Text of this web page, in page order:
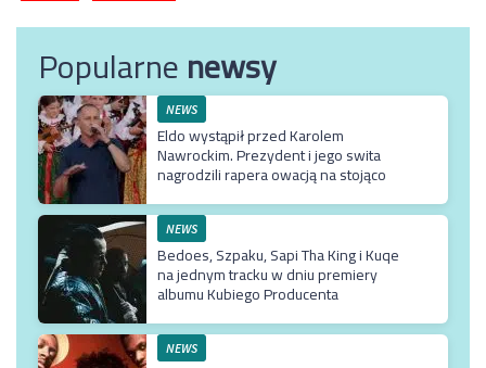
Popularnenewsy
NEWS
Eldo wystąpił przed Karolem
Nawrockim. Prezydent i jego swita
nagrodzili rapera owacją na stojąco
NEWS
Bedoes, Szpaku, Sapi Tha King i Kuqe
na jednym tracku w dniu premiery
albumu Kubiego Producenta
NEWS